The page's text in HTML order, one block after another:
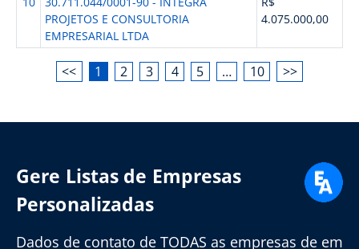
PROJETOS E CONSULTORIA
EMPRESARIAL LTDA
4.075.000,00
<< 1 2 3 4 5 … 10 >>
Gere Listas de Empresas
Personalizadas
Dados de contato de TODAS as empresas de em